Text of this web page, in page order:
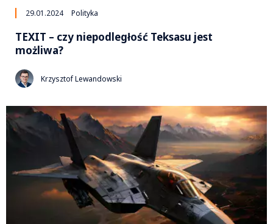
29.01.2024 Polityka
TEXIT – czy niepodległość Teksasu jest
możliwa?
Krzysztof Lewandowski